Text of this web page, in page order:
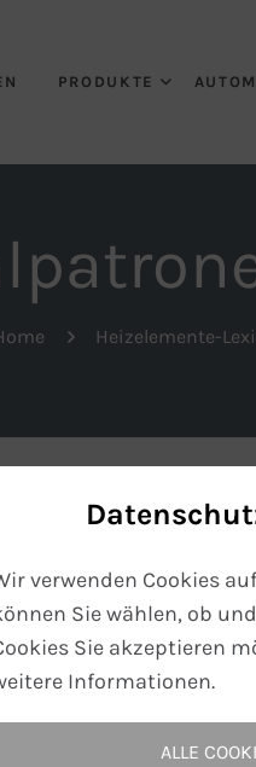
PRODUKTE
Heizelemente-
der
mit oder ohne
Wandstärken
verwenden Cookies
Sie wählen, ob
Sie akzeptieren
Informationen.
ALLE